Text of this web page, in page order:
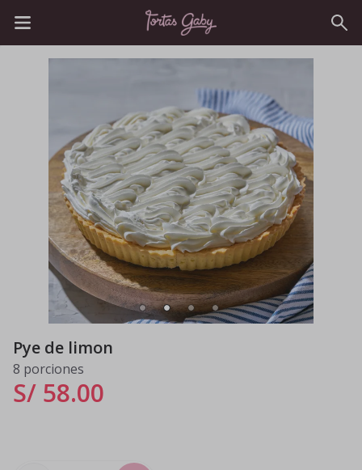
Pye de limon
8 porciones
S/ 58.00